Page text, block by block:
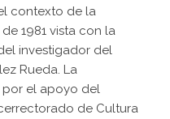
contexto de la
1981 vista con la
investigador del
Rueda. La
por el apoyo del
de Cultura